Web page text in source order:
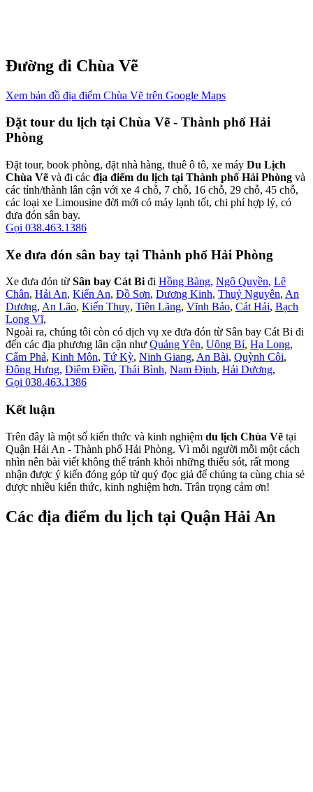
Đường đi Chùa Vẽ
Xem bản đồ địa điểm Chùa Vẽ trên Google Maps
Đặt tour du lịch tại Chùa Vẽ - Thành phố Hải
Phòng
Đặt tour, book phòng, đặt nhà hàng, thuê ô tô, xe máy Du Lịch
Chùa Vẽ và đi các địa điểm du lịch tại Thành phố Hải Phòng và
các tỉnh/thành lân cận với xe 4 chỗ, 7 chỗ, 16 chỗ, 29 chỗ, 45 chỗ,
các loại xe Limousine đời mới có máy lạnh tốt, chi phí hợp lý, có
đưa đón sân bay.
Gọi 038.463.1386
Xe đưa đón sân bay tại Thành phố Hải Phòng
Xe đưa đón từ Sân bay Cát Bi đi Hồng Bàng, Ngô Quyền, Lê
Chân, Hải An, Kiến An, Đồ Sơn, Dương Kinh, Thuỷ Nguyên, An
Dương, An Lão, Kiến Thuỵ, Tiên Lãng, Vĩnh Bảo, Cát Hải, Bạch
Long Vĩ,
Ngoài ra, chúng tôi còn có dịch vụ xe đưa đón từ Sân bay Cát Bi đi
đến các địa phương lân cận như Quảng Yên, Uông Bí, Hạ Long,
Cẩm Phả, Kinh Môn, Tứ Kỳ, Ninh Giang, An Bài, Quỳnh Côi,
Đông Hưng, Diêm Điền, Thái Bình, Nam Định, Hải Dương,
Gọi 038.463.1386
Kết luận
Trên đây là một số kiến thức và kinh nghiệm du lịch Chùa Vẽ tại
Quận Hải An - Thành phố Hải Phòng. Vì mỗi người mỗi một cách
nhìn nên bài viết không thể tránh khỏi những thiếu sót, rất mong
nhận được ý kiến đóng góp từ quý đọc giả để chúng ta cùng chia sẻ
được nhiều kiến thức, kinh nghiệm hơn. Trân trọng cảm ơn!
Các địa điểm du lịch tại Quận Hải An